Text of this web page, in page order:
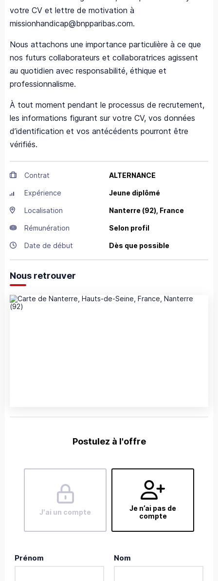
votre CV et lettre de motivation à
missionhandicap@bnpparibas.com.
Nous attachons une importance particulière à ce que
nos futurs collaborateurs et collaboratrices agissent
au quotidien avec responsabilité, éthique et
professionnalisme.
À tout moment pendant le processus de recrutement,
les informations figurant sur votre CV, vos données
d’identification et vos antécédents pourront être
vérifiés.
Contrat ALTERNANCE
Expérience Jeune diplômé
Localisation Nanterre (92), France
Rémunération Selon profil
Date de début Dès que possible
Nous retrouver
Postulez à l'offre
J'ai un compte
Je n’ai pas de
compte
Prénom Nom